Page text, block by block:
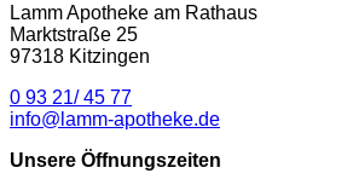
Lamm Apotheke am Rathaus
Marktstraße 25
97318 Kitzingen
0 93 21/ 45 77
info@lamm-apotheke.de
Unsere Öffnungszeiten